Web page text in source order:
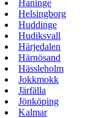
Haninge
Helsingborg
Huddinge
Hudiksvall
Härjedalen
Härnösand
Hässleholm
Jokkmokk
Järfälla
Jönköping
Kalmar